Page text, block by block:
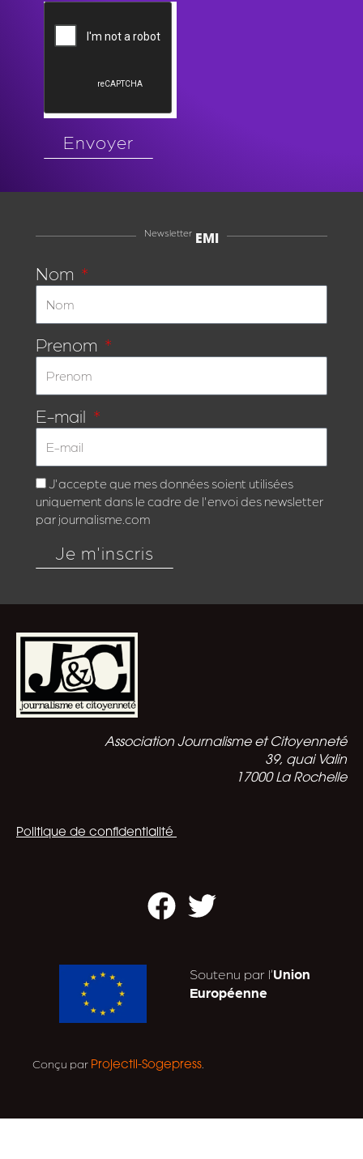
Envoyer
Newsletter
EMI
Nom
Prenom
E-mail
J'accepte que mes données soient utilisées
uniquement dans le cadre de l'envoi des newsletter
par journalisme.com
Je m'inscris
Association Journalisme et Citoyenneté
39, quai Valin
17000 La Rochelle
Politique de confidentialité
Facebook
Twitter
Soutenu par l’Union
Européenne
Conçu par Projectil-Sogepress